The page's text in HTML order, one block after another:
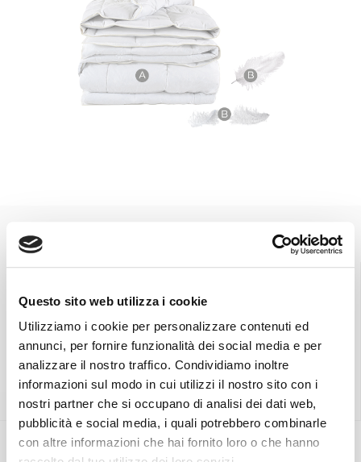
Questo sito web utilizza i cookie
Utilizziamo i cookie per personalizzare contenuti ed
annunci, per fornire funzionalità dei social media e per
analizzare il nostro traffico. Condividiamo inoltre
informazioni sul modo in cui utilizzi il nostro sito con i
nostri partner che si occupano di analisi dei dati web,
pubblicità e social media, i quali potrebbero combinarle
con altre informazioni che hai fornito loro o che hanno
vendita più vicino
Scopri di più
in tutta Italia.
Scopri di più